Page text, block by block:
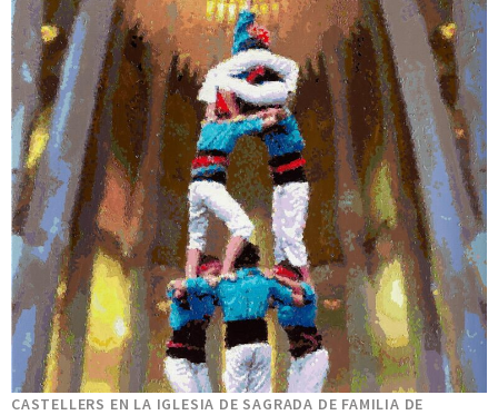
CASTELLERS EN LA IGLESIA DE SAGRADA DE FAMILIA DE